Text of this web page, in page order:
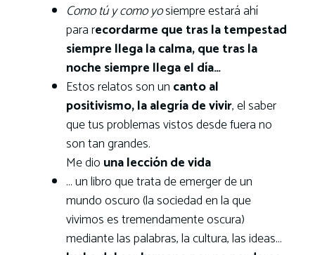
Como tú y como yosiempre estará ahí
para recordarme que tras la tempestad
siempre llega la calma, que tras la
noche siempre llega el día…
Estos relatos son un canto al
positivismo, la alegría de vivir, el saber
que tus problemas vistos desde fuera no
son tan grandes.
Me dio una lección de vida
… un libro que trata de emerger de un
mundo oscuro (la sociedad en la que
vivimos es tremendamente oscura)
mediante las palabras, la cultura, las ideas…